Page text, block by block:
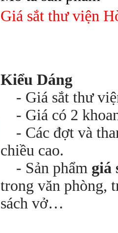
Giá sắt thư viện
Kiểu Dáng
- Giá sắt thư
- Giá có 2
- Các đợt và
chiều cao.
- Sản phẩm giá
trong văn phòng,
sách vở…